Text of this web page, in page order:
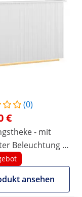
(0)
€
- mit
Beleuchtung -
-
ansehen